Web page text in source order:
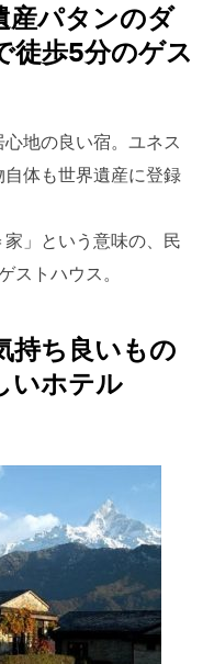
産パタンのダ
徒歩5分のゲス
地の良い宿。ユネス
体も世界遺産に登録
家」という意味の、民
ストハウス。
持ち良いもの
いホテル